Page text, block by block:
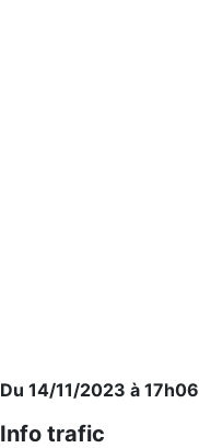
Du 14/11/2023 à 17h06
Info trafic